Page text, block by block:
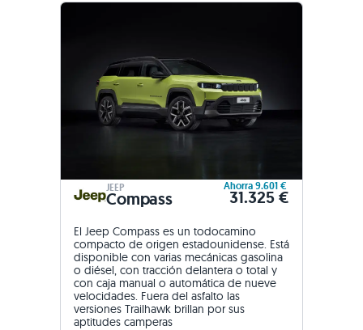
JEEP
Compass
Ahorra 9.601 €
31.325 €
El Jeep Compass es un todocamino
compacto de origen estadounidense. Está
disponible con varias mecánicas gasolina
o diésel, con tracción delantera o total y
con caja manual o automática de nueve
velocidades. Fuera del asfalto las
versiones Trailhawk brillan por sus
aptitudes camperas